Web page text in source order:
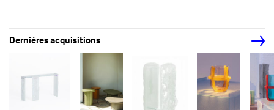
Dernières acquisitions